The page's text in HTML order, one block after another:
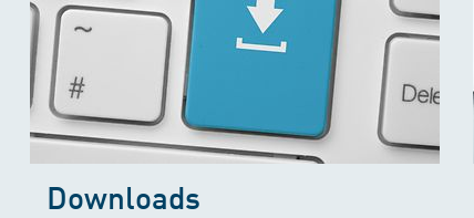
Downloads